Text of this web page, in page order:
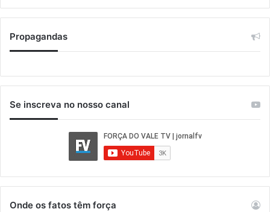
Propagandas
Se inscreva no nosso canal
Onde os fatos têm força